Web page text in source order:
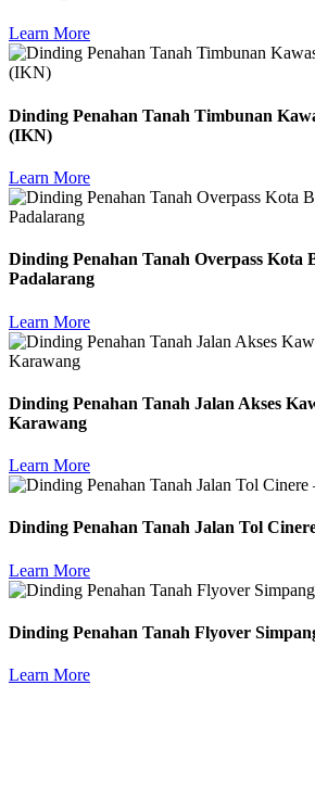
Learn More
Dinding Penahan Tanah Timbunan
(IKN)
Learn More
Dinding Penahan Tanah Overpass Kota
Padalarang
Learn More
Dinding Penahan Tanah Jalan Akses
Karawang
Learn More
Dinding Penahan Tanah Jalan Tol
Learn More
Dinding Penahan Tanah Flyover
Learn More